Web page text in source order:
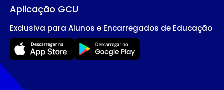
Aplicação GCU
Exclusiva para Alunos e Encarregados de Educação